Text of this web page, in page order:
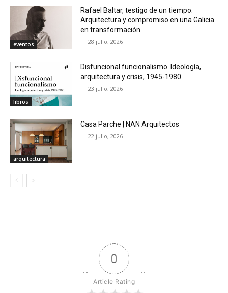
eventos
Rafael Baltar, testigo de un tiempo.
Arquitectura y compromiso en una Galicia
en transformación
28 julio, 2026
libros
Disfuncional funcionalismo. Ideología,
arquitectura y crisis, 1945-1980
23 julio, 2026
arquitectura
Casa Parche | NAN Arquitectos
22 julio, 2026
0
Article Rating